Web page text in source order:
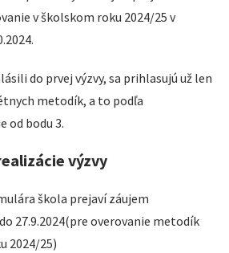
v školskom roku 2024/25 v
do prvej výzvy, sa prihlasujú už len
metodík, a to podľa
od bodu 3.
výzvy
škola prejaví záujem
27.9.2024(pre overovanie metodík
2024/25)